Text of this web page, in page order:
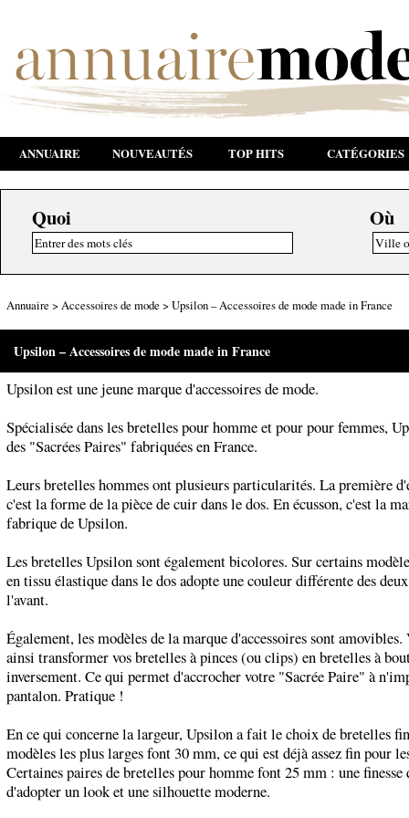
ANNUAIRE NOUVEAUTÉS TOP HITS CATÉGORIES
Quoi Où
Annuaire > Accessoires de mode > Upsilon – Accessoires de mode made in France
Upsilon – Accessoires de mode made in France
Upsilon est une jeune marque d'accessoires de mode.
Spécialisée dans les bretelles pour homme et pour pour femmes,
des "Sacrées Paires" fabriquées en France.
Leurs bretelles hommes ont plusieurs particularités. La première
c'est la forme de la pièce de cuir dans le dos. En écusson, c'est la
fabrique de Upsilon.
Les bretelles Upsilon sont également bicolores. Sur certains
en tissu élastique dans le dos adopte une couleur différente des
l'avant.
Également, les modèles de la marque d'accessoires sont amovibles.
ainsi transformer vos bretelles à pinces (ou clips) en bretelles à
inversement. Ce qui permet d'accrocher votre "Sacrée Paire" à
pantalon. Pratique !
En ce qui concerne la largeur, Upsilon a fait le choix de bretelles
modèles les plus larges font 30 mm, ce qui est déjà assez fin pour
Certaines paires de bretelles pour homme font 25 mm : une
d'adopter un look et une silhouette moderne.